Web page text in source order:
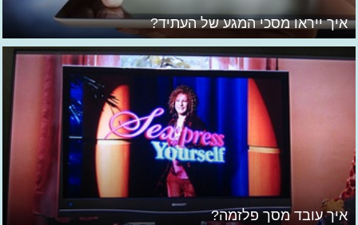
איך ייראו מסכי המגע של העתיד?
איך עובד מסך פלזמה?